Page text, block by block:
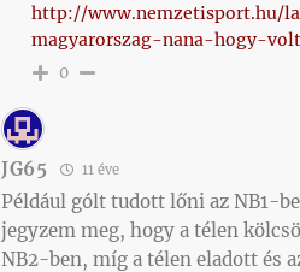
http://www.nemzetisport.hu/
magyarorszag-nana-hogy-
0
JG65 11 éve
Például gólt tudott lőni az NB1-
jegyzem meg, hogy a télen
NB2-ben, míg a télen eladott és